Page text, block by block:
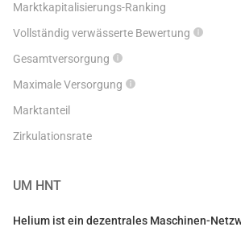
Marktkapitalisierungs-Ranking
Vollständig verwässerte Bewertung
Gesamtversorgung
Maximale Versorgung
Marktanteil
Zirkulationsrate
UM HNT
Helium ist ein dezentrales Maschinen-